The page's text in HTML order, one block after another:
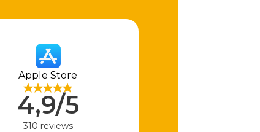
Apple Store
4,9/5
310 reviews